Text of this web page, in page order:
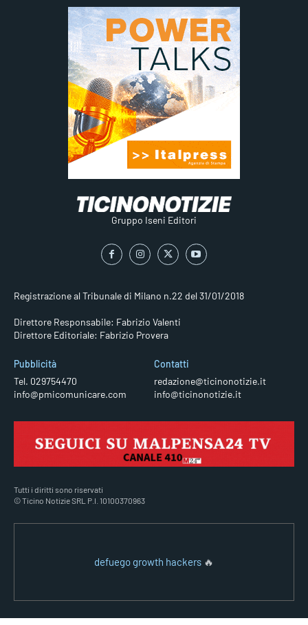
Gruppo Iseni Editori
Registrazione al Tribunale di Milano n.22 del 31/01/2018
Direttore Responsabile: Fabrizio Valenti
Direttore Editoriale: Fabrizio Provera
Pubblicità
Tel. 029754470
info@pmicomunicare.com
Contatti
redazione@ticinonotizie.it
info@ticinonotizie.it
Tutti i diritti sono riservati
© Ticino Notizie SRL P.I. 10100370963
defuego growth hackers 🔥